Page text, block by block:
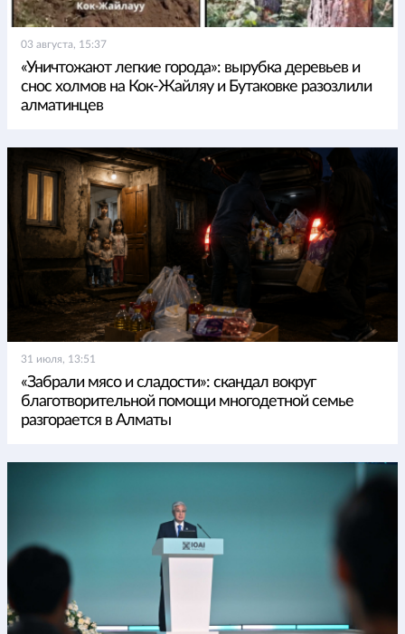
03 августа, 15:37
«Уничтожают легкие города»: вырубка деревьев и
снос холмов на Кок-Жайляу и Бутаковке разозлили
алматинцев
31 июля, 13:51
«Забрали мясо и сладости»: скандал вокруг
благотворительной помощи многодетной семье
разгорается в Алматы